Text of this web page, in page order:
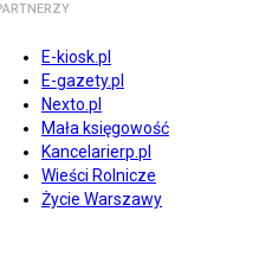
E-kiosk.pl
E-gazety.pl
Nexto.pl
Mała księgowość
Kancelarierp.pl
Wieści Rolnicze
Życie Warszawy